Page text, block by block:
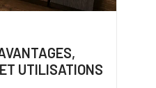
UTILISATIONS